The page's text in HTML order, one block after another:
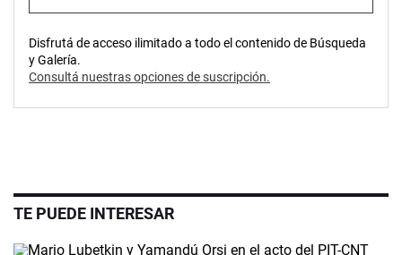
Disfrutá de acceso ilimitado a todo el contenido de Búsqueda
y Galería.
Consultá nuestras opciones de suscripción.
TE PUEDE INTERESAR